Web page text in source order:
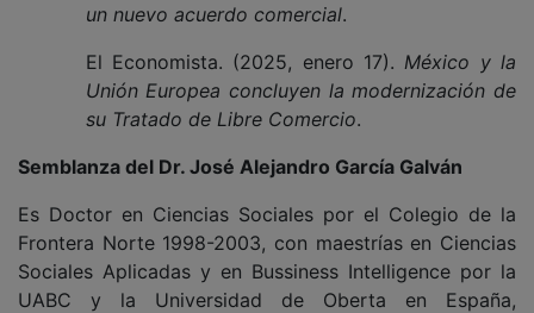
un nuevo acuerdo comercial.
El Economista. (2025, enero 17). México y la
Unión Europea concluyen la modernización de
su Tratado de Libre Comercio.
Semblanza del Dr. José Alejandro García Galván
Es Doctor en Ciencias Sociales por el Colegio de la
Frontera Norte 1998-2003, con maestrías en Ciencias
Sociales Aplicadas y en Bussiness Intelligence por la
UABC y la Universidad de Oberta en España,